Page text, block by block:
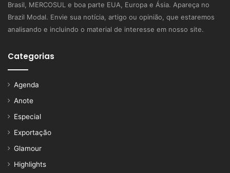
Brasil, MERCOSUL e boa parte EUA, Europa e Ásia. Apareça no
Brazil Modal. Envie sua notícia, artigo ou opinião, que estaremos
analisando e incluindo o material de interesse em nosso site.
Categorias
Agenda
Anote
Especial
Exportação
Glamour
Highlights